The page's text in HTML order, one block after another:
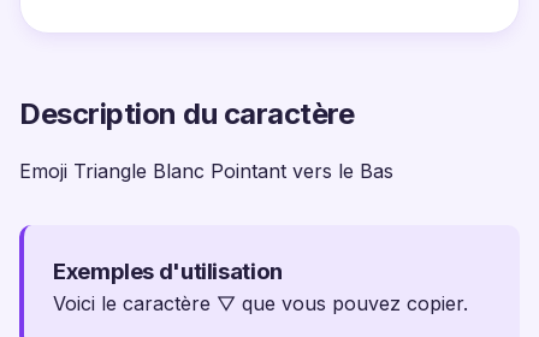
Description du caractère
Emoji Triangle Blanc Pointant vers le Bas
Exemples d'utilisation
Voici le caractère ▽ que vous pouvez copier.